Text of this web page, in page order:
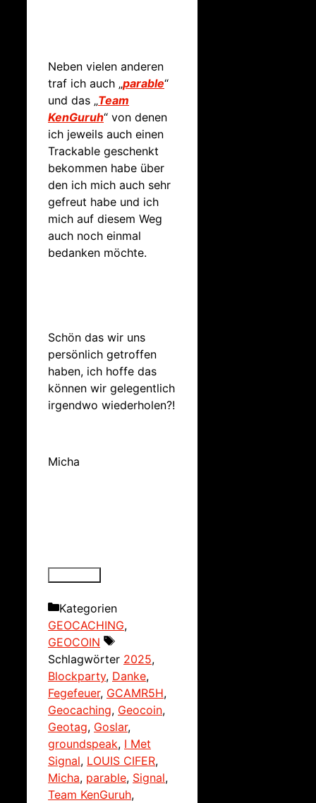
Neben vielen anderen
traf ich auch „parable“
und das „Team
KenGuruh“ von denen
ich jeweils auch einen
Trackable geschenkt
bekommen habe über
den ich mich auch sehr
gefreut habe und ich
mich auf diesem Weg
auch noch einmal
bedanken möchte.
Schön das wir uns
persönlich getroffen
haben, ich hoffe das
können wir gelegentlich
irgendwo wiederholen?!
Micha
Kategorien
GEOCACHING,
GEOCOIN
Schlagwörter 2025,
Blockparty, Danke,
Fegefeuer, GCAMR5H,
Geocaching, Geocoin,
Geotag, Goslar,
groundspeak, I Met
Signal, LOUIS CIFER,
Micha, parable, Signal,
Team KenGuruh,